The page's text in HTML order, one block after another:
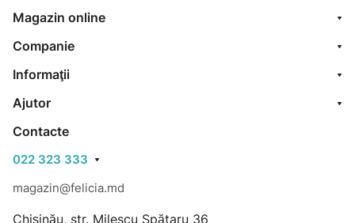
Magazin online
Companie
Informaţii
Ajutor
Contacte
022 323 333
magazin@felicia.md
Chișinău, str. Milescu Spătaru 36